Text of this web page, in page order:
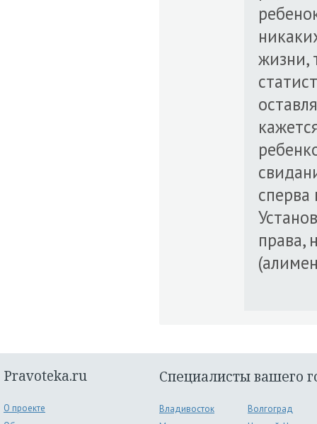
жизни,
сперва
права,
Pravoteka.ru
О проекте
Специалисты вашего
Владивосток
Волгоград